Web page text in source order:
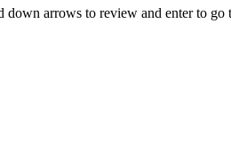
down arrows to review and enter to